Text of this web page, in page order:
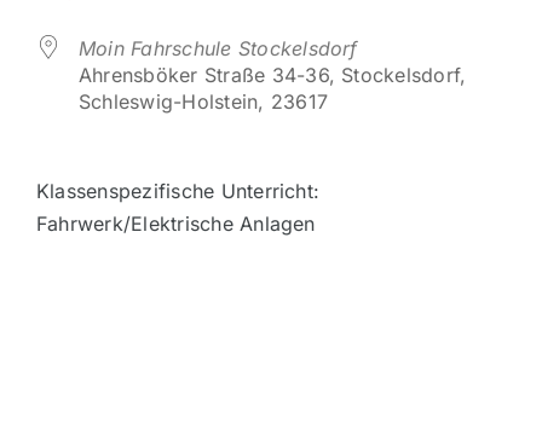
Moin Fahrschule Stockelsdorf
Ahrensböker Straße 34-36, Stockelsdorf,
Schleswig-Holstein, 23617
Klassenspezifische Unterricht:
Fahrwerk/Elektrische Anlagen